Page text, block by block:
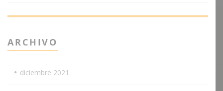
ARCHIVO
diciembre 2021